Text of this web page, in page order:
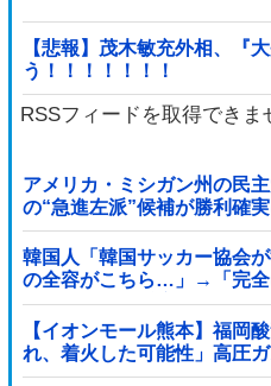
【悲報】茂木敏充外相、『
う！！！！！！！
RSSフィードを取得できま
アメリカ・ミシガン州の民
の“急進左派”候補が勝利確
韓国人「韓国サッカー協会
の全容がこちら…」→「完
ル」＝韓国の反応
【イオンモール熊本】福岡
れ、着火した可能性」高圧
産省に報告他